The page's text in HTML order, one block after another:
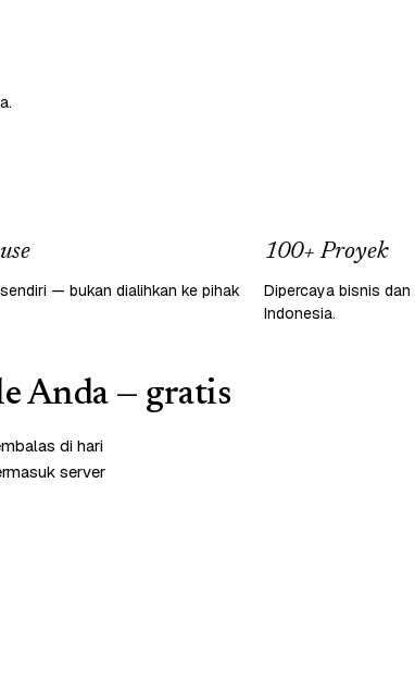
— bukan dialihkan ke pihak
100+ Proyek
Dipercaya bisnis
Indonesia.
Anda — gratis
di hari
server